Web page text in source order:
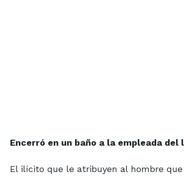
Encerró en un baño a la empleada del
El ilícito que le atribuyen al hombre